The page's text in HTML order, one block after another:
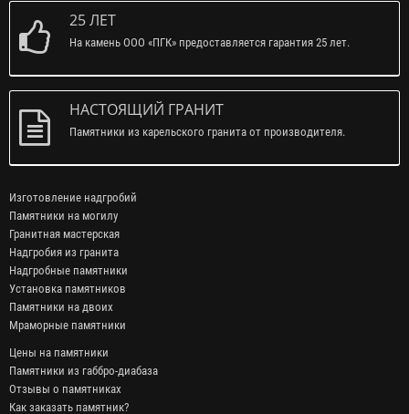
25 ЛЕТ
На камень ООО «ПГК» предоставляется гарантия 25 лет.
НАСТОЯЩИЙ ГРАНИТ
Памятники из карельского гранита от производителя.
Изготовление надгробий
Памятники на могилу
Гранитная мастерская
Надгробия из гранита
Надгробные памятники
Установка памятников
Памятники на двоих
Мраморные памятники
Цены на памятники
Памятники из габбро-диабаза
Отзывы о памятниках
Как заказать памятник?